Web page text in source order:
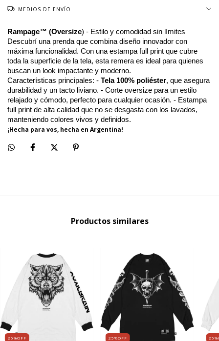
MEDIOS DE ENVÍO
Rampage™ (Oversize) - Estilo y comodidad sin límites
Descubrí una prenda que combina diseño innovador con
máxima funcionalidad. Con una estampa full print que cubre
toda la superficie de la tela, esta remera es ideal para quienes
buscan un look impactante y moderno.
Características principales: - Tela 100% poliéster, que asegura
durabilidad y un tacto liviano. - Corte oversize para un estilo
relajado y cómodo, perfecto para cualquier ocasión. - Estampa
full print de alta calidad que no se desgasta con los lavados,
manteniendo colores vivos y definidos.
¡Hecha para vos, hecha en Argentina!
Productos similares
25%OFF 25%OFF